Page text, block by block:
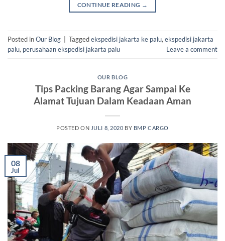
CONTINUE READING →
Posted inOur Blog Taggedekspedisi jakarta ke palu,ekspedisi jakarta
palu, perusahaan ekspedisi jakarta palu Leave a comment
OUR BLOG
Tips Packing Barang Agar Sampai Ke
Alamat Tujuan Dalam Keadaan Aman
POSTED ON JULI 8, 2020 BY BMP CARGO
08
Jul